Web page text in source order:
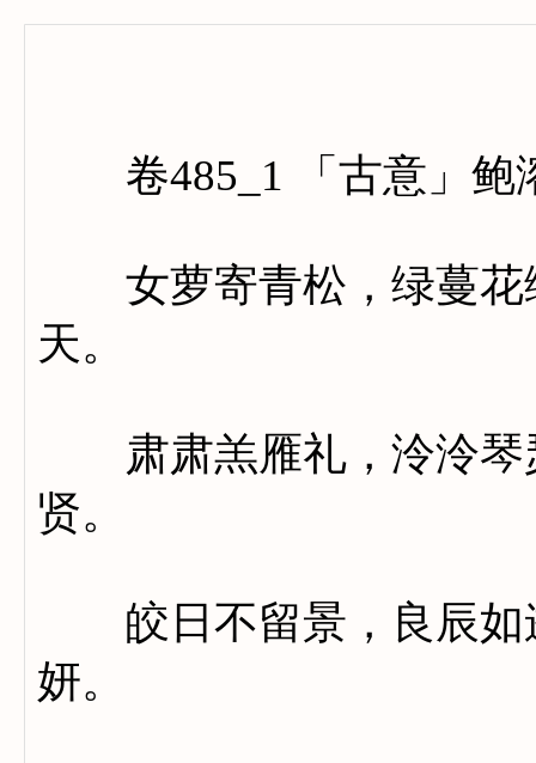
卷485_1 「古意」鲍
女萝寄青松，绿蔓花
天。
肃肃羔雁礼，泠泠琴
贤。
皎日不留景，良辰如
妍。